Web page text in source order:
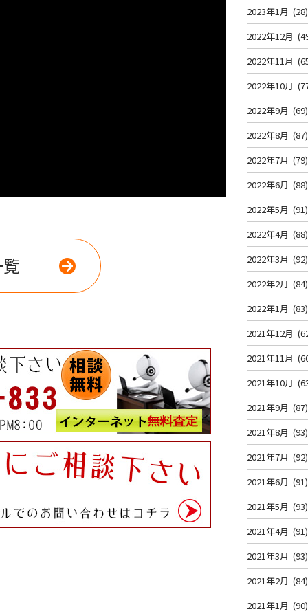
2023年1月 (28)
2022年12月
2022年11月
2022年10月
2022年9月 (69)
2022年8月 (87)
2022年7月 (79)
2022年6月 (88)
2022年5月 (91)
2022年4月 (88)
2022年3月 (92)
2022年2月 (84)
2022年1月 (83)
2021年12月
2021年11月
2021年10月
2021年9月 (87)
2021年8月 (93)
2021年7月 (92)
2021年6月 (91)
2021年5月 (93)
2021年4月 (91)
2021年3月 (93)
2021年2月 (84)
2021年1月 (90)